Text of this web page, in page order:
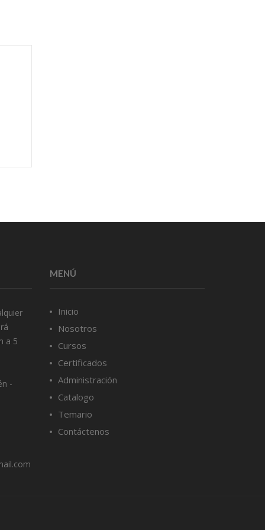
a 5
-
MENÚ
Inicio
Nosotros
Cursos
Certificados
Administración
Catalogo
Temario
Contáctenos